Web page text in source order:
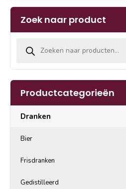
Zoek naar product
Productcategorieën
Dranken
Bier
Frisdranken
Gedistilleerd